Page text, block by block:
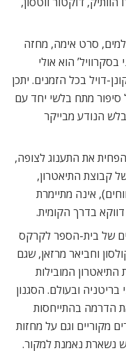
סרט אימה, מחזה
הוא אולי
דויל בכל הזמנים. יתכן
מתח בלשי יחד עם
הנודע מבייקר
את התענוג לצופה,
קבוצת התיאטרון,
אינה מתיימרת
בדרך הקומית.
על-ידי בוגרים של בית-הספר לקרקס
וחביאר מרזאן, שגם
המובילות
ובעולם. הסגנון
הדרמה בהתייחסות
מקוריים וגם על מחזות
נשארת נאמנת למקור.